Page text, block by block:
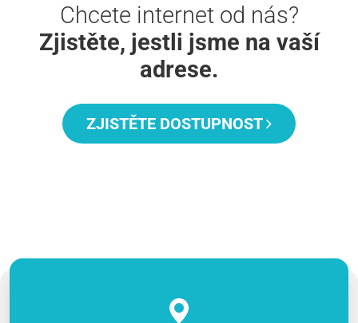
Chcete internet od nás?
Zjistěte, jestli jsme na vaší
adrese.
ZJISTĚTE DOSTUPNOST